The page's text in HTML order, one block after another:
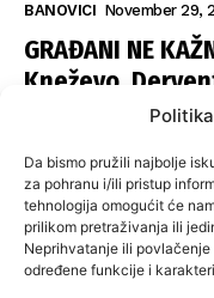
Da bismo pružili najbolje
za pohranu i/ili pristup
tehnologija omogućit će
prilikom pretraživanja ili
Neprihvatanje ili
određene funkcije i
BANOVICI November 29,
GRAĐANI NE
Kneževo,
šapom istih
SNSD UČVRSTIO
SARAJEVU:
raspodjela